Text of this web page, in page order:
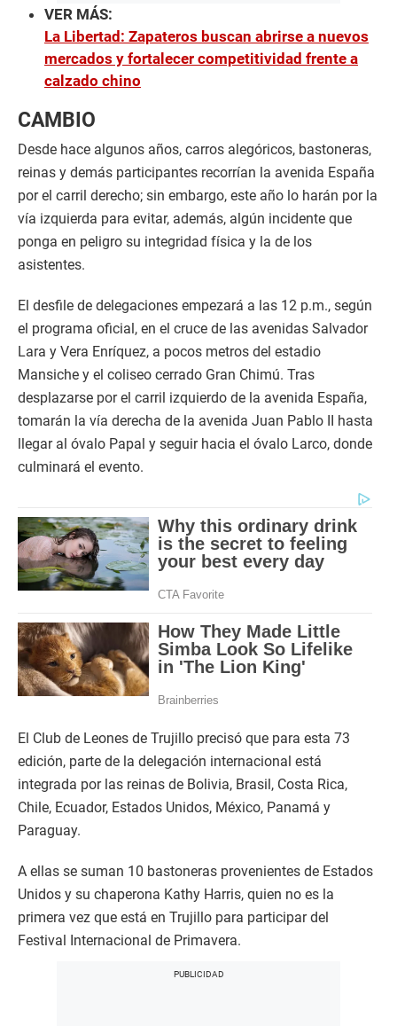
VER MÁS:
La Libertad: Zapateros buscan abrirse a nuevos
mercados y fortalecer competitividad frente a
calzado chino
CAMBIO
Desde hace algunos años, carros alegóricos, bastoneras,
reinas y demás participantes recorrían la avenida España
por el carril derecho; sin embargo, este año lo harán por la
vía izquierda para evitar, además, algún incidente que
ponga en peligro su integridad física y la de los
asistentes.
El desfile de delegaciones empezará a las 12 p.m., según
el programa oficial, en el cruce de las avenidas Salvador
Lara y Vera Enríquez, a pocos metros del estadio
Mansiche y el coliseo cerrado Gran Chimú. Tras
desplazarse por el carril izquierdo de la avenida España,
tomarán la vía derecha de la avenida Juan Pablo II hasta
llegar al óvalo Papal y seguir hacia el óvalo Larco, donde
culminará el evento.
El Club de Leones de Trujillo precisó que para esta 73
edición, parte de la delegación internacional está
integrada por las reinas de Bolivia, Brasil, Costa Rica,
Chile, Ecuador, Estados Unidos, México, Panamá y
Paraguay.
A ellas se suman 10 bastoneras provenientes de Estados
Unidos y su chaperona Kathy Harris, quien no es la
primera vez que está en Trujillo para participar del
Festival Internacional de Primavera.